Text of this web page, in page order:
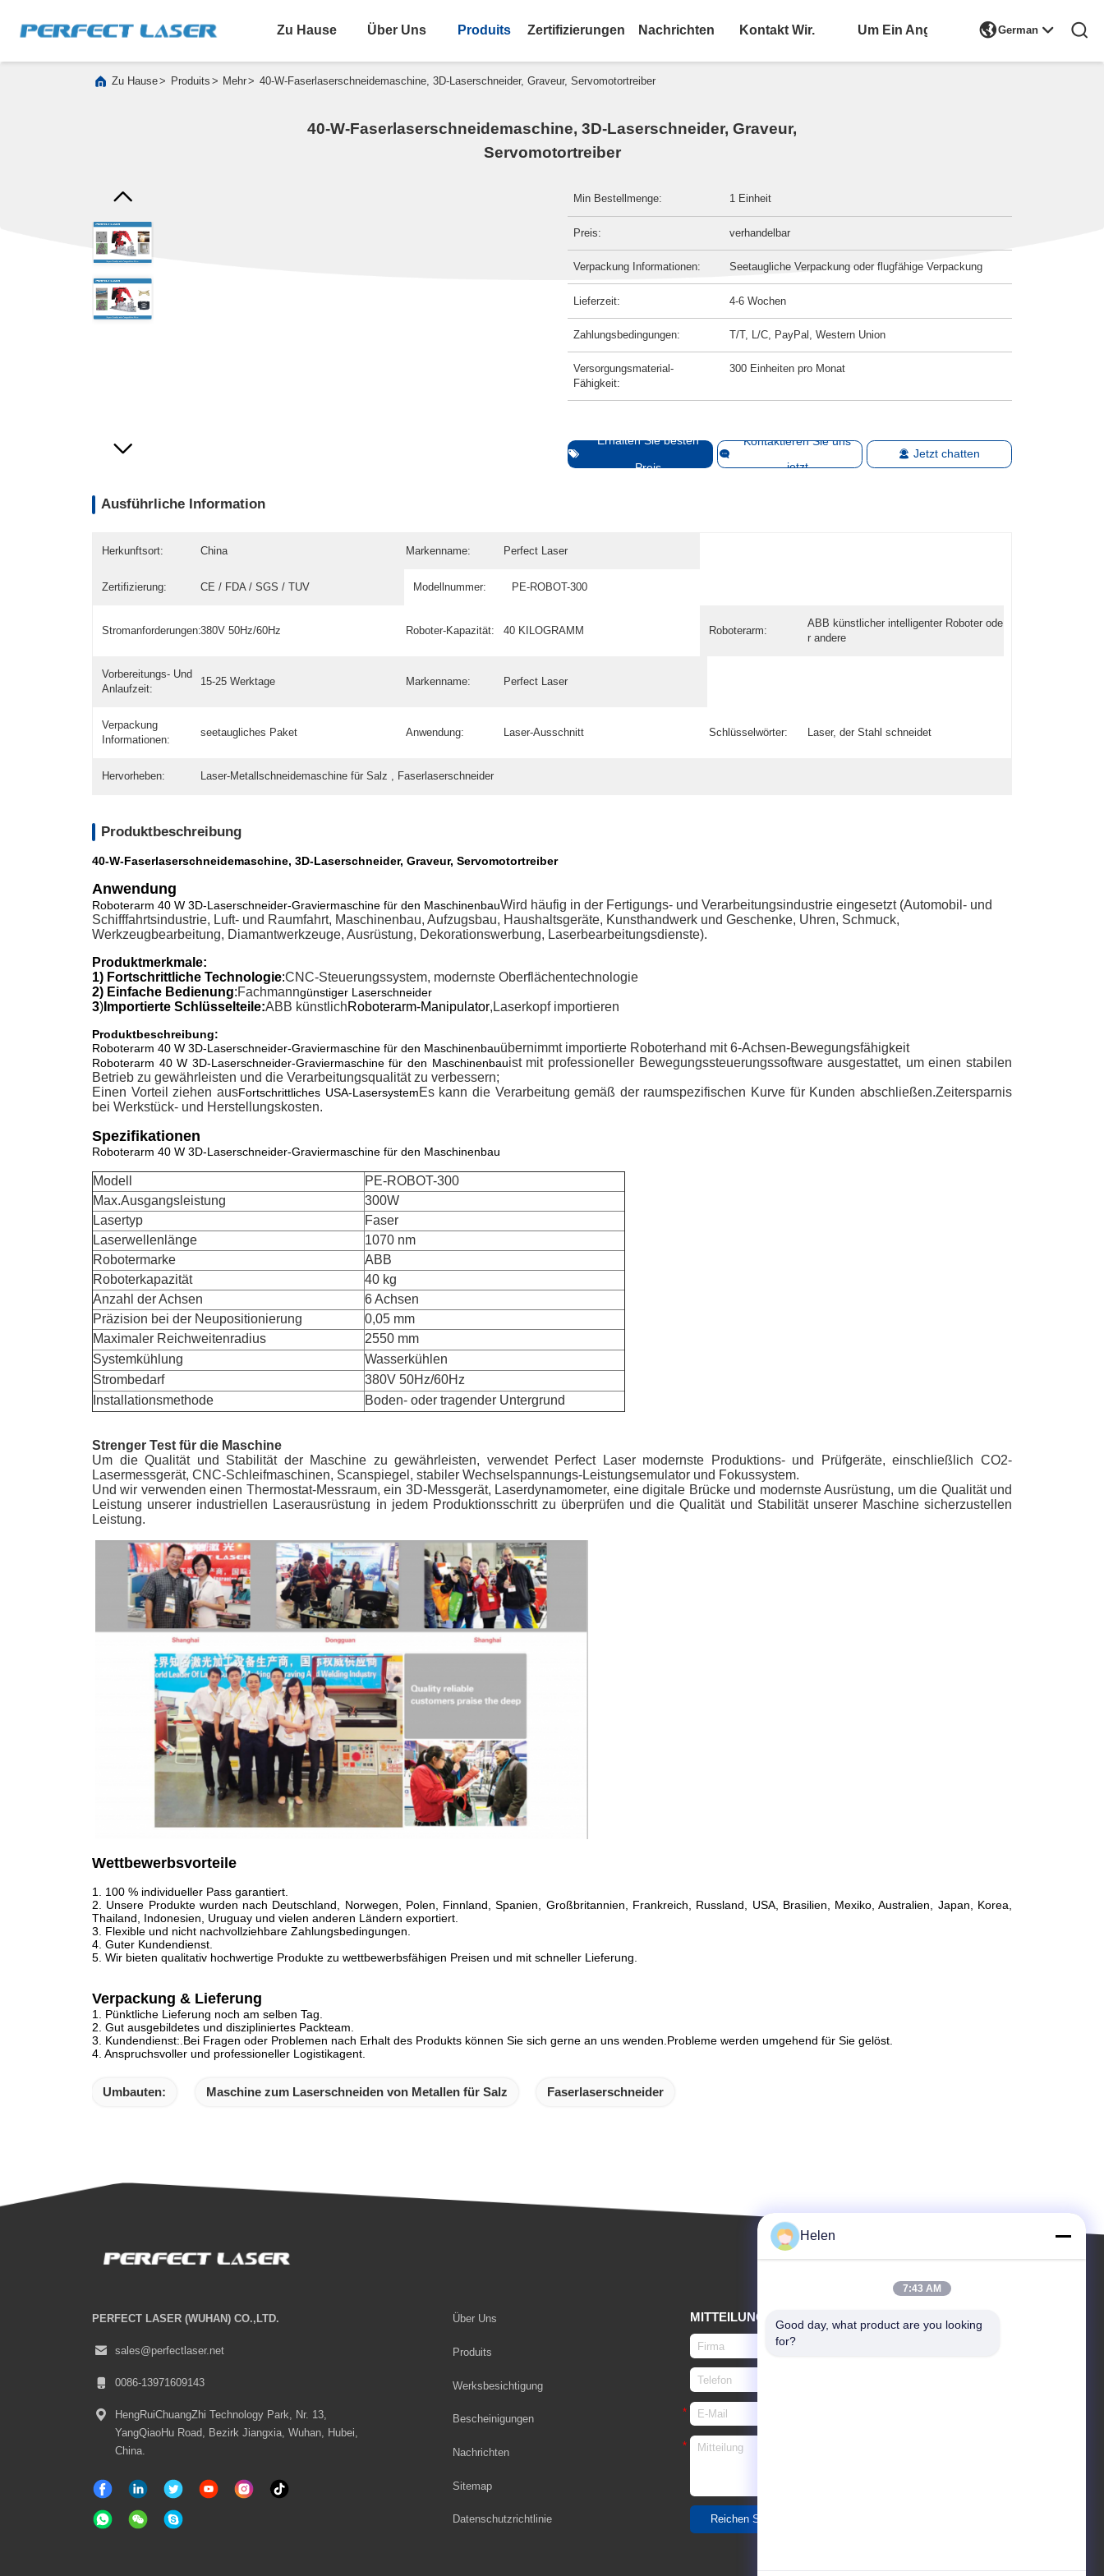
Zu Hause Über Uns Produits Zertifizierungen Nachrichten Kontakt Wir. Bitte Um Ein Angebot German 
Zu Hause> Produits > Mehr> 40-W-Faserlaserschneidemaschine, 3D-Laserschneider, Graveur, Servomotortreiber
40-W-Faserlaserschneidemaschine, 3D-Laserschneider, Graveur,
Servomotortreiber
Min Bestellmenge: 1 Einheit
Preis: verhandelbar
Verpackung Informationen: Seetaugliche Verpackung oder flugfähige Verpackung
Lieferzeit: 4-6 Wochen
Zahlungsbedingungen: T/T, L/C, PayPal, Western Union
Versorgungsmaterial-
Fähigkeit:
300 Einheiten pro Monat
Erhalten Sie besten
Preis
Kontaktieren Sie uns
jetzt
Jetzt chatten
Ausführliche Information
Herkunftsort: China Markenname: Perfect Laser
Zertifizierung: CE / FDA / SGS / TUV Modellnummer: PE-ROBOT-300
Stromanforderungen:380V 50Hz/60Hz Roboter-Kapazität: 40 KILOGRAMM Roboterarm:
ABB künstlicher intelligenter Roboter ode
r andere
Vorbereitungs- Und
Anlaufzeit:
15-25 Werktage Markenname: Perfect Laser
Verpackung
Informationen:
seetaugliches Paket Anwendung: Laser-Ausschnitt Schlüsselwörter: Laser, der Stahl schneidet
Hervorheben: Laser-Metallschneidemaschine für Salz , Faserlaserschneider
Produktbeschreibung
40-W-Faserlaserschneidemaschine, 3D-Laserschneider, Graveur, Servomotortreiber
Anwendung
Roboterarm 40 W 3D-Laserschneider-Graviermaschine für den MaschinenbauWird häufig in der Fertigungs- und Verarbeitungsindustrie eingesetzt (Automobil- und
Schifffahrtsindustrie, Luft- und Raumfahrt, Maschinenbau, Aufzugsbau, Haushaltsgeräte, Kunsthandwerk und Geschenke, Uhren, Schmuck,
Werkzeugbearbeitung, Diamantwerkzeuge, Ausrüstung, Dekorationswerbung, Laserbearbeitungsdienste).
Produktmerkmale:
1) Fortschrittliche Technologie:CNC-Steuerungssystem, modernste Oberflächentechnologie
2) Einfache Bedienung:Fachmanngünstiger Laserschneider
3) Importierte Schlüsselteile:ABB künstlichRoboterarm-Manipulator,Laserkopf importieren
Produktbeschreibung:
Roboterarm 40 W 3D-Laserschneider-Graviermaschine für den Maschinenbauübernimmt importierte Roboterhand mit 6-Achsen-Bewegungsfähigkeit
Roboterarm 40 W 3D-Laserschneider-Graviermaschine für den Maschinenbauist mit professioneller Bewegungssteuerungssoftware ausgestattet, um einen stabilen
Betrieb zu gewährleisten und die Verarbeitungsqualität zu verbessern;
Einen Vorteil ziehen ausFortschrittliches USA-LasersystemEs kann die Verarbeitung gemäß der raumspezifischen Kurve für Kunden abschließen.Zeitersparnis
bei Werkstück- und Herstellungskosten.
Spezifikationen
Roboterarm 40 W 3D-Laserschneider-Graviermaschine für den Maschinenbau
Modell
PE-ROBOT-300
Max.Ausgangsleistung
300W
Lasertyp
Faser
Laserwellenlänge
1070 nm
Robotermarke
ABB
Roboterkapazität
40 kg
Anzahl der Achsen
6 Achsen
Präzision bei der Neupositionierung
0,05 mm
Maximaler Reichweitenradius
2550 mm
Systemkühlung
Wasserkühlen
Strombedarf
380V 50Hz/60Hz
Installationsmethode
Boden- oder tragender Untergrund
Strenger Test für die Maschine
Um die Qualität und Stabilität der Maschine zu gewährleisten, verwendet Perfect Laser modernste Produktions- und Prüfgeräte, einschließlich CO2-
Lasermessgerät, CNC-Schleifmaschinen, Scanspiegel, stabiler Wechselspannungs-Leistungsemulator und Fokussystem.
Und wir verwenden einen Thermostat-Messraum, ein 3D-Messgerät, Laserdynamometer, eine digitale Brücke und modernste Ausrüstung, um die Qualität und
Leistung unserer industriellen Laserausrüstung in jedem Produktionsschritt zu überprüfen und die Qualität und Stabilität unserer Maschine sicherzustellen
Leistung.
Wettbewerbsvorteile
1. 100 % individueller Pass garantiert.
2. Unsere Produkte wurden nach Deutschland, Norwegen, Polen, Finnland, Spanien, Großbritannien, Frankreich, Russland, USA, Brasilien, Mexiko, Australien, Japan, Korea,
Thailand, Indonesien, Uruguay und vielen anderen Ländern exportiert.
3. Flexible und nicht nachvollziehbare Zahlungsbedingungen.
4. Guter Kundendienst.
5. Wir bieten qualitativ hochwertige Produkte zu wettbewerbsfähigen Preisen und mit schneller Lieferung.
Verpackung & Lieferung
1. Pünktliche Lieferung noch am selben Tag.
2. Gut ausgebildetes und diszipliniertes Packteam.
3. Kundendienst:.Bei Fragen oder Problemen nach Erhalt des Produkts können Sie sich gerne an uns wenden.Probleme werden umgehend für Sie gelöst.
4. Anspruchsvoller und professioneller Logistikagent.
Umbauten: Maschine zum Laserschneiden von Metallen für Salz Faserlaserschneider
PERFECT LASER (WUHAN) CO.,LTD.
sales@perfectlaser.net
0086-13971609143
HengRuiChuangZhi Technology Park, Nr. 13,
YangQiaoHu Road, Bezirk Jiangxia, Wuhan, Hubei,
China.
Über Uns
Produits
Werksbesichtigung
Bescheinigungen
Nachrichten
Sitemap
Datenschutzrichtlinie
MITTEILUNG
Reichen Sie ein
Helen
7:43 AM
Good day, what product are you looking
for?